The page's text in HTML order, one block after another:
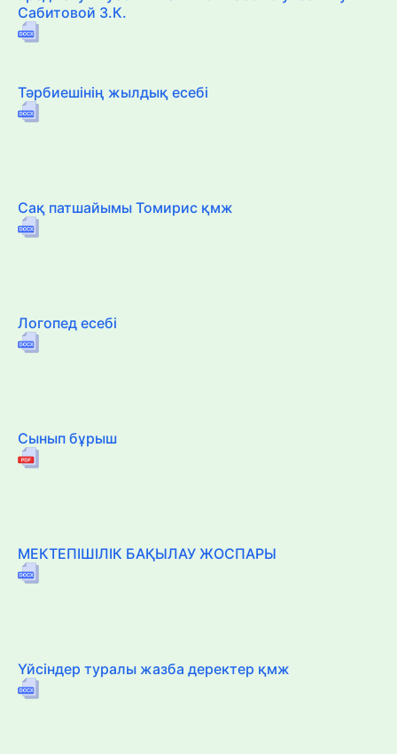
Сабитовой З.К.
Тәрбиешінің жылдық есебі
Сақ патшайымы Томирис қмж
Логопед есебі
Сынып бұрыш
МЕКТЕПІШІЛІК БАҚЫЛАУ ЖОСПАРЫ
Үйсіндер туралы жазба деректер қмж